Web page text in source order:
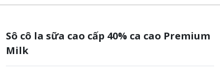
Sô cô la sữa cao cấp 40% ca cao Premium
Milk